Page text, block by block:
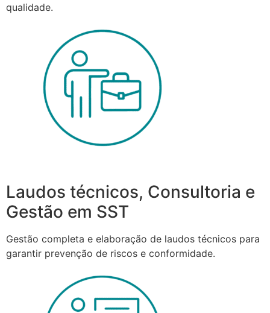
qualidade.
Laudos técnicos, Consultoria e
Gestão em SST
Gestão completa e elaboração de laudos técnicos para
garantir prevenção de riscos e conformidade.